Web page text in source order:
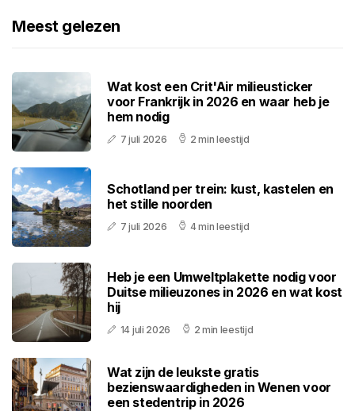
Meest gelezen
Wat kost een Crit'Air milieusticker
voor Frankrijk in 2026 en waar heb je
hem nodig
7 juli 2026 2 min leestijd
Schotland per trein: kust, kastelen en
het stille noorden
7 juli 2026 4 min leestijd
Heb je een Umweltplakette nodig voor
Duitse milieuzones in 2026 en wat kost
hij
14 juli 2026 2 min leestijd
Wat zijn de leukste gratis
bezienswaardigheden in Wenen voor
een stedentrip in 2026